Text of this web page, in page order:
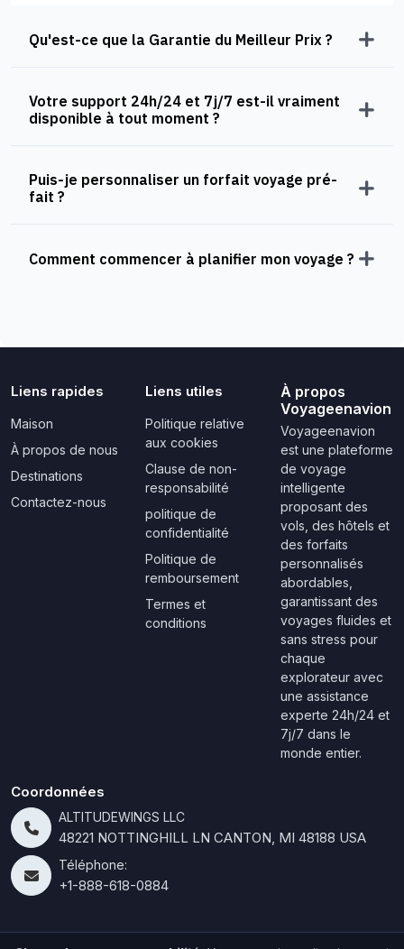
Qu'est-ce que la Garantie du Meilleur Prix ?
Votre support 24h/24 et 7j/7 est-il vraiment
disponible à tout moment ?
Puis-je personnaliser un forfait voyage pré-
fait ?
Comment commencer à planifier mon voyage ?
Liens rapides
Maison
À propos de nous
Destinations
Contactez-nous
Liens utiles
Politique relative
aux cookies
Clause de non-
responsabilité
politique de
confidentialité
Politique de
remboursement
Termes et
conditions
À propos
Voyageenavion
Voyageenavion
est une plateforme
de voyage
intelligente
proposant des
vols, des hôtels et
des forfaits
personnalisés
abordables,
garantissant des
voyages fluides et
sans stress pour
chaque
explorateur avec
une assistance
experte 24h/24 et
7j/7 dans le
monde entier.
Coordonnées
ALTITUDEWINGS LLC
48221 NOTTINGHILL LN CANTON, MI 48188 USA
Téléphone:
+1-888-618-0884